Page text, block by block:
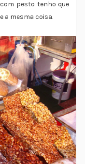
pesto tenho que
a mesma coisa.